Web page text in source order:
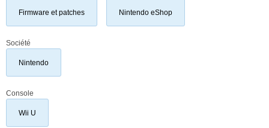
Firmware et patches Nintendo eShop
Société
Nintendo
Console
Wii U